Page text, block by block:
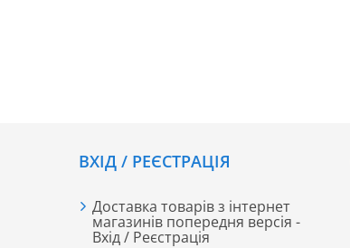
ВХІД / РЕЄСТРАЦІЯ
Доставка товарів з інтернет
магазинів попередня версія -
Вхід / Реєстрація